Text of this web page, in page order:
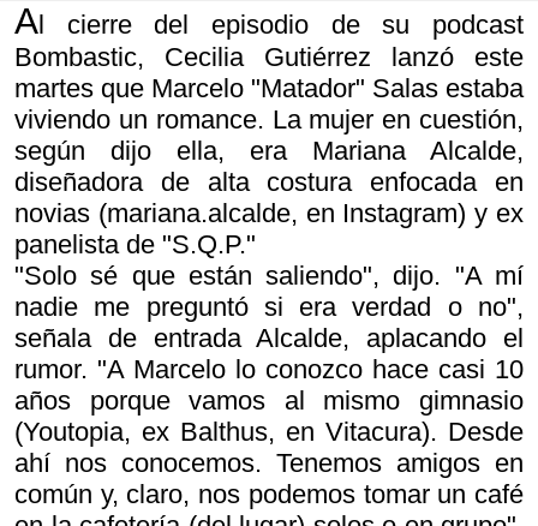
A l cierre del episodio de su podcast
Bombastic, Cecilia Gutiérrez lanzó este
martes que Marcelo "Matador" Salas estaba
viviendo un romance. La mujer en cuestión,
según dijo ella, era Mariana Alcalde,
diseñadora de alta costura enfocada en
novias (mariana.alcalde, en Instagram) y ex
panelista de "S.Q.P."
"Solo sé que están saliendo", dijo. "A mí
nadie me preguntó si era verdad o no",
señala de entrada Alcalde, aplacando el
rumor. "A Marcelo lo conozco hace casi 10
años porque vamos al mismo gimnasio
(Youtopia, ex Balthus, en Vitacura). Desde
ahí nos conocemos. Tenemos amigos en
común y, claro, nos podemos tomar un café